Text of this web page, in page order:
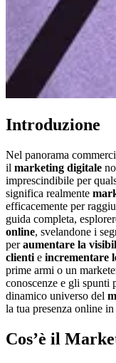
Introduzione
Nel panorama
il marketing digitale
imprescindibile per
significa realmente
efficacemente per
guida completa,
online, svelandone i
peraumentare la
clienti e incrementare
prime armi o un
conoscenze e gli spunti
dinamico universo del
la tua presenza online
Cos’è il